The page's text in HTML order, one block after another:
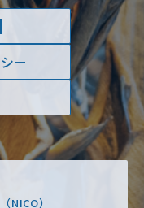
ー
NICO）